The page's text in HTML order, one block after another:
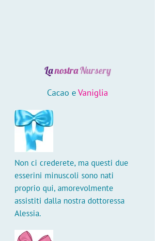
LanostraNursery
Cacao eVaniglia
Non ci crederete, ma questi due
esserini minuscoli sono nati
proprio qui, amorevolmente
assistiti dalla nostra dottoressa
Alessia.